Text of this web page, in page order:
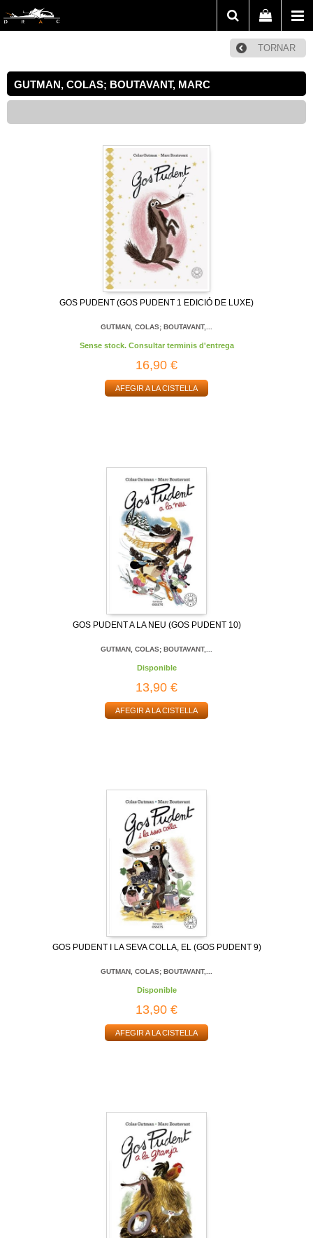
TORNAR
GUTMAN, COLAS; BOUTAVANT, MARC
GOS PUDENT (GOS PUDENT 1 EDICIÓ DE LUXE)
GUTMAN, COLAS; BOUTAVANT,...
Sense stock. Consultar terminis d'entrega
16,90 €
AFEGIR A LA CISTELLA
GOS PUDENT A LA NEU (GOS PUDENT 10)
GUTMAN, COLAS; BOUTAVANT,...
Disponible
13,90 €
AFEGIR A LA CISTELLA
GOS PUDENT I LA SEVA COLLA, EL (GOS PUDENT 9)
GUTMAN, COLAS; BOUTAVANT,...
Disponible
13,90 €
AFEGIR A LA CISTELLA